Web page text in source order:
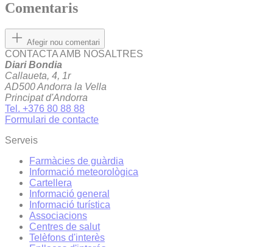
Comentaris
Afegir nou comentari
CONTACTA AMB NOSALTRES
Diari Bondia
Callaueta, 4, 1r
AD500 Andorra la Vella
Principat d'Andorra
Tel. +376 80 88 88
Formulari de contacte
Serveis
Farmàcies de guàrdia
Informació meteorològica
Cartellera
Informació general
Informació turística
Associacions
Centres de salut
Telèfons d'interès